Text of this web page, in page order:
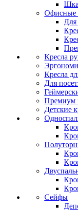
Офисные
Для
Кресла
Кресла
Для
Премиум
Детские
Сейфы